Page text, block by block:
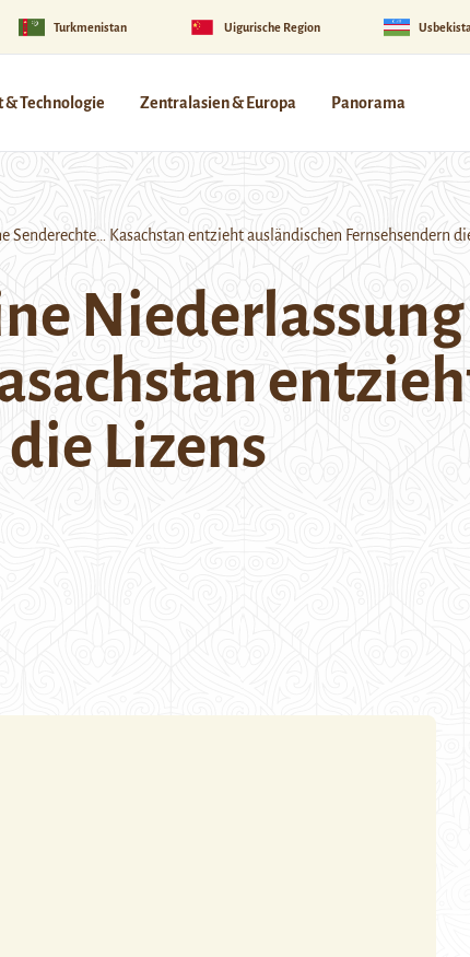
Turkmenistan Uigurische Region
& Technologie Zentralasien & Europa Panorama
Kasachstan entzieht ausländischen Fernsehsendern
Lizens